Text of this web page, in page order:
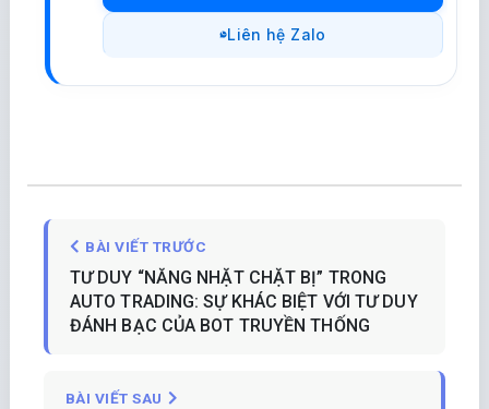
Liên hệ Zalo
BÀI VIẾT TRƯỚC
TƯ DUY “NĂNG NHẶT CHẶT BỊ” TRONG
AUTO TRADING: SỰ KHÁC BIỆT VỚI TƯ DUY
ĐÁNH BẠC CỦA BOT TRUYỀN THỐNG
BÀI VIẾT SAU